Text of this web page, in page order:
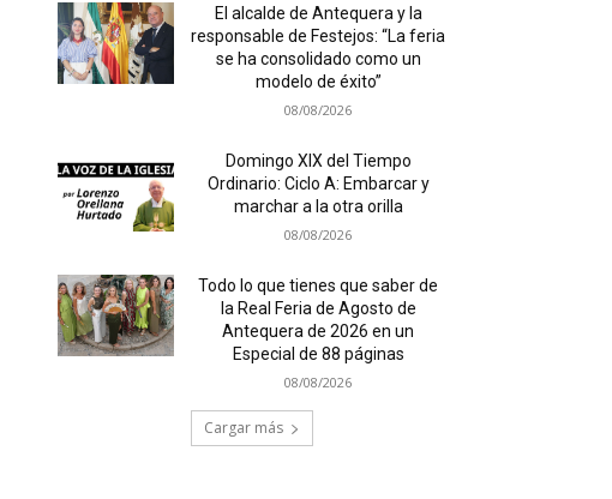
El alcalde de Antequera y la
responsable de Festejos: “La feria
se ha consolidado como un
modelo de éxito”
08/08/2026
Domingo XIX del Tiempo
Ordinario: Ciclo A: Embarcar y
marchar a la otra orilla
08/08/2026
Todo lo que tienes que saber de
la Real Feria de Agosto de
Antequera de 2026 en un
Especial de 88 páginas
08/08/2026
Cargar más